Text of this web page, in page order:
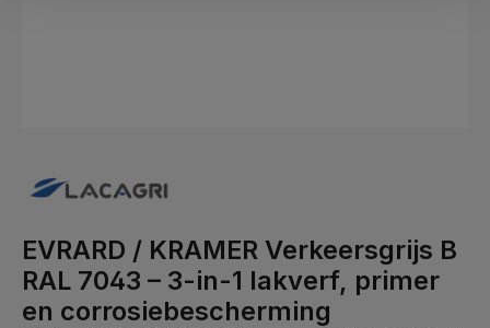
EVRARD / KRAMER Verkeersgrijs B
RAL 7043 – 3-in-1 lakverf, primer
en corrosiebescherming